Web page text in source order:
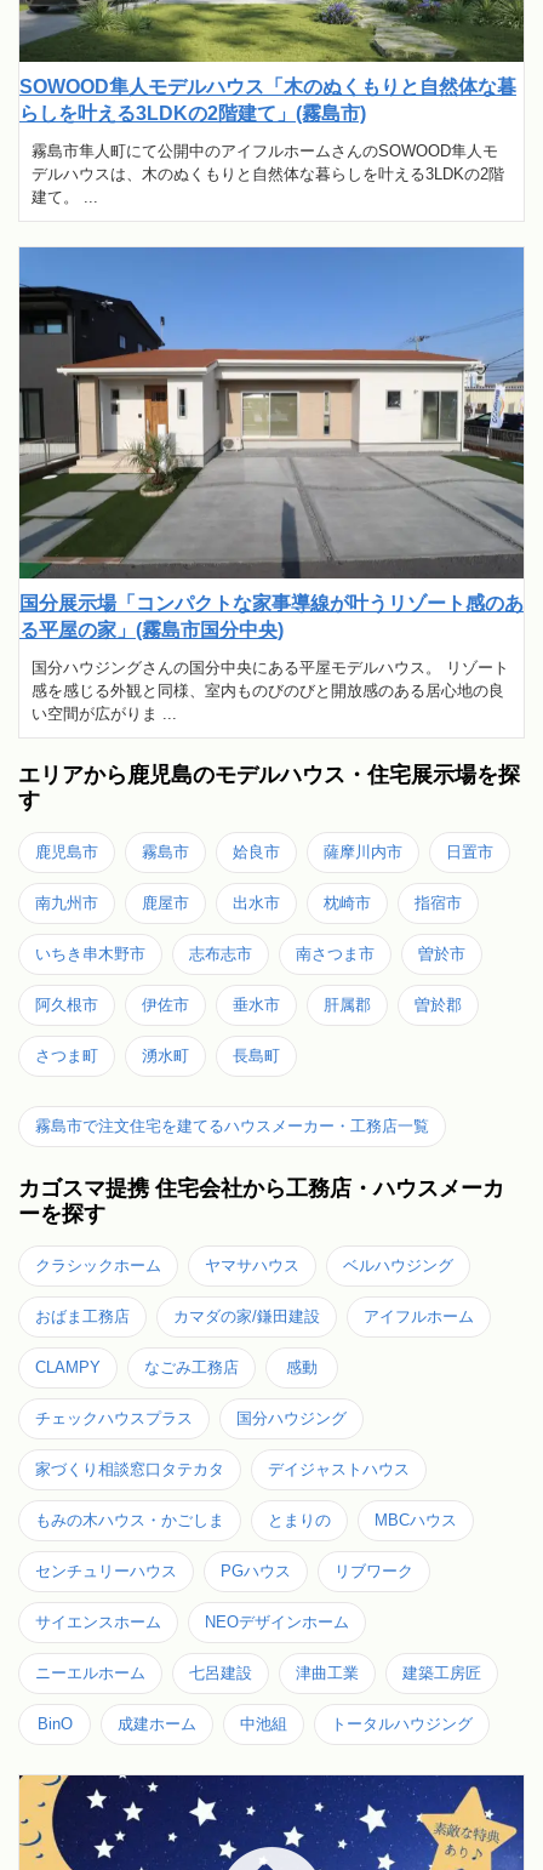
SOWOOD隼人モデルハウス「木のぬくもりと自然体な暮
らしを叶える3LDKの2階建て」(霧島市)
霧島市隼人町にて公開中のアイフルホームさんのSOWOOD隼人モ
デルハウスは、木のぬくもりと自然体な暮らしを叶える3LDKの2階
建て。 ...
国分展示場「コンパクトな家事導線が叶うリゾート感のあ
る平屋の家」(霧島市国分中央)
国分ハウジングさんの国分中央にある平屋モデルハウス。 リゾート
感を感じる外観と同様、室内ものびのびと開放感のある居心地の良
い空間が広がりま ...
エリアから鹿児島のモデルハウス・住宅展示場を探
す
鹿児島市 霧島市 姶良市 薩摩川内市 日置市
南九州市 鹿屋市 出水市 枕崎市 指宿市
いちき串木野市 志布志市 南さつま市 曽於市
阿久根市 伊佐市 垂水市 肝属郡 曽於郡
さつま町 湧水町 長島町
霧島市で注文住宅を建てるハウスメーカー・工務店一覧
カゴスマ提携 住宅会社から工務店・ハウスメーカ
ーを探す
クラシックホーム ヤマサハウス ベルハウジング
おばま工務店 カマダの家/鎌田建設 アイフルホーム
CLAMPY なごみ工務店 感動
チェックハウスプラス 国分ハウジング
家づくり相談窓口タテカタ デイジャストハウス
もみの木ハウス・かごしま とまりの MBCハウス
センチュリーハウス PGハウス リブワーク
サイエンスホーム NEOデザインホーム
ニーエルホーム 七呂建設 津曲工業 建築工房匠
BinO 成建ホーム 中池組 トータルハウジング